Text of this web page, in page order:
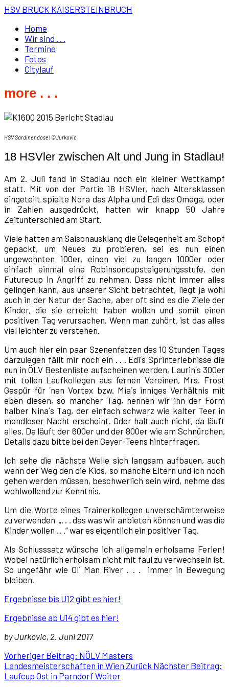
HSV BRUCK KAISERSTEINBRUCH
Home
Wir sind . . .
Termine
Fotos
Citylauf
more . . .
HSV Sardinendose! ©Jurkovic
18 HSVler zwischen Alt und Jung in Stadlau!
Am 2. Juli fand in Stadlau noch ein kleiner Wettkampf
statt. Mit von der Partie 18 HSVler, nach Altersklassen
eingeteilt spielte Nora das Alpha und Edi das Omega, oder
in Zahlen ausgedrückt, hatten wir knapp 50 Jahre
Zeitunterschied am Start.
Viele hatten am Saisonausklang die Gelegenheit am Schopf
gepackt, um Neues zu probieren, sei es nun einen
ungewohnten 100er, einen viel zu langen 1000er oder
einfach einmal eine Robinsoncupsteigerungsstufe, den
Futurecup in Angriff zu nehmen. Dass nicht immer alles
gelingen kann, aus unserer Sicht betrachtet, liegt ja wohl
auch in der Natur der Sache, aber oft sind es die Ziele der
Kinder, die sie erreicht haben wollen und somit einen
positiven Tag verursachen. Wenn man zuhört, ist das alles
viel leichter zu verstehen.
Um auch hier ein paar Szenenfetzen des 10 Stunden Tages
darzulegen fällt mir noch ein . . . Edi´s Sprinterlebnisse die
nun in ÖLV Bestenliste aufscheinen werden, Laurin´s 300er
mit tollen Laufkollegen aus fernen Vereinen, Mrs. Frost
Gespür für ´nen Vortex bzw. Mia´s inniges Verhältnis mit
eben diesen, so mancher Tag, nennen wir ihn der Form
halber Nina´s Tag, der einfach schwarz wie kalter Teer in
mondloser Nacht erscheint. Oder halt auch nicht, da läuft
alles. Da läuft der 600er und der 800er wie am Schnürchen,
Details dazu bitte bei den Geyer-Teens hinterfragen.
Ich sehe die nächste Welle sich langsam aufbauen, auch
wenn der Weg den die Kids, so manche Eltern und ich noch
gehen werden müssen, beschwerlich sein wird, nehme das
wohlwollend zur Kenntnis.
Um die Worte eines Trainerkollegen unverschämterweise
zu verwenden „. . . das was wir anbieten können und was die
Kinder wollen . . .“ war es eigentlich ein positiver Tag.
Als Schlusssatz wünsche ich allgemein erholsame Ferien!
Wobei natürlich erholsam nicht mit faul zu verwechseln ist.
So ungefähr wie Ol´ Man River . . . immer in Bewegung
bleiben.
Ergebnisse bis U12 gibt es hier!
Ergebnisse ab U14 gibt es hier!
by Jurkovic, 2. Juni 2017
Vorheriger Beitrag: NÖLV Masters
Landesmeisterschaften in Wien Zurück Nächster Beitrag:
Laufcup Ost in Parndorf Weiter